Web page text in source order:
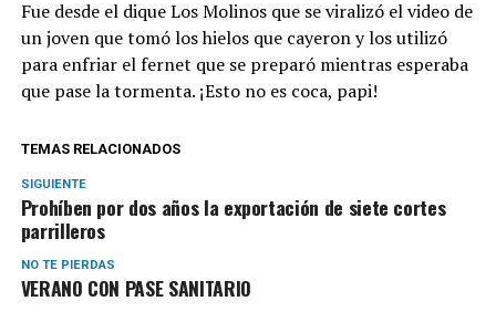
Fue desde el dique Los Molinos que se viralizó el video de
un joven que tomó los hielos que cayeron y los utilizó
para enfriar el fernet que se preparó mientras esperaba
que pase la tormenta. ¡Esto no es coca, papi!
TEMAS RELACIONADOS
SIGUIENTE
Prohíben por dos años la exportación de siete cortes
parrilleros
NO TE PIERDAS
VERANO CON PASE SANITARIO